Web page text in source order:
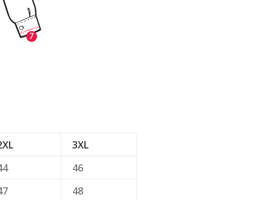
3XL
46
48